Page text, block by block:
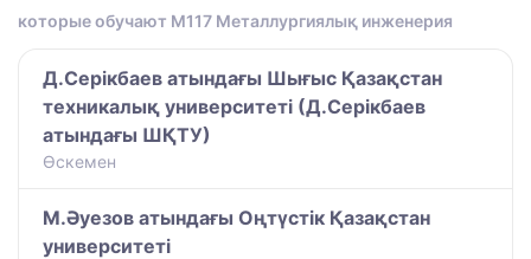
которые обучают M117 Металлургиялық инженерия
Д.Серікбаев атындағы Шығыс Қазақстан
техникалық университеті (Д.Серікбаев
атындағы ШҚТУ)
Өскемен
М.Әуезов атындағы Оңтүстік Қазақстан
университеті